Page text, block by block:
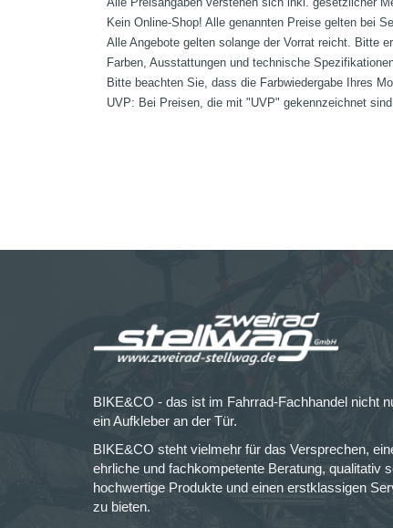
Kein Online-Shop! Alle genannten Preise gelten bei
Alle Angebote gelten solange der Vorrat reicht. Bitte
Farben, Ausstattungen und technische
Bitte beachten Sie, dass die Farbwiedergabe Ihres
UVP: Bei Preisen, die mit "UVP" gekennzeichnet
BIKE&CO - das ist im Fahrrad-Fachhandel nicht
ein Aufkleber an der Tür.
BIKE&CO steht vielmehr für das Versprechen,
ehrliche und fachkompetente Beratung, qualitativ
hochwertige Produkte und einen erstklassigen
zu bieten.